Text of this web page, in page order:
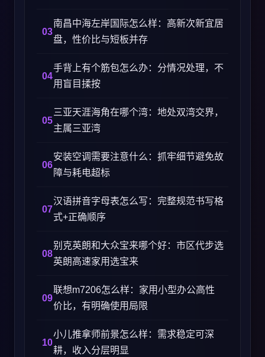
南昌中海左岸国际怎么样：高新次新宜居
盘，性价比与短板并存
手背上有个筋包怎么办：分情况处理，不
用盲目揉按
三亚天涯海角在哪个湾：地处双湾交界，
主属三亚湾
安装空调需要注意什么：抓牢细节避免故
障与耗电超标
汉语拼音字母表怎么写：完整规范书写格
式+正确顺序
别克英朗和大众宝来哪个好：市区代步选
英朗高速家用选宝来
联想m7206怎么样：家用小型办公高性
价比，有明确使用局限
小儿推拿师前景怎么样：需求稳定可深
耕，收入分层明显